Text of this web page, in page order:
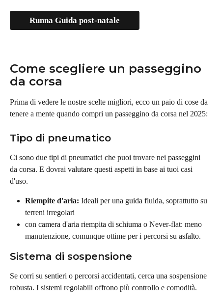
Runna Guida post-natale
Come scegliere un passeggino
da corsa
Prima di vedere le nostre scelte migliori, ecco un paio di cose da
tenere a mente quando compri un passeggino da corsa nel 2025:
Tipo di pneumatico
Ci sono due tipi di pneumatici che puoi trovare nei passeggini
da corsa. E dovrai valutare questi aspetti in base ai tuoi casi
d'uso.
Riempite d'aria: Ideali per una guida fluida, soprattutto su
terreni irregolari
con camera d'aria riempita di schiuma o Never-flat: meno
manutenzione, comunque ottime per i percorsi su asfalto.
Sistema di sospensione
Se corri su sentieri o percorsi accidentati, cerca una sospensione
robusta. I sistemi regolabili offrono più controllo e comodità.